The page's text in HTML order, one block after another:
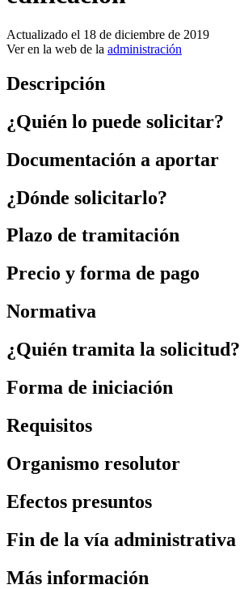
Actualizado el 18 de diciembre de 2019
Ver en la web de la administración
Descripción
¿Quién lo puede solicitar?
Documentación a aportar
¿Dónde solicitarlo?
Plazo de tramitación
Precio y forma de pago
Normativa
¿Quién tramita la solicitud?
Forma de iniciación
Requisitos
Organismo resolutor
Efectos presuntos
Fin de la vía administrativa
Más información